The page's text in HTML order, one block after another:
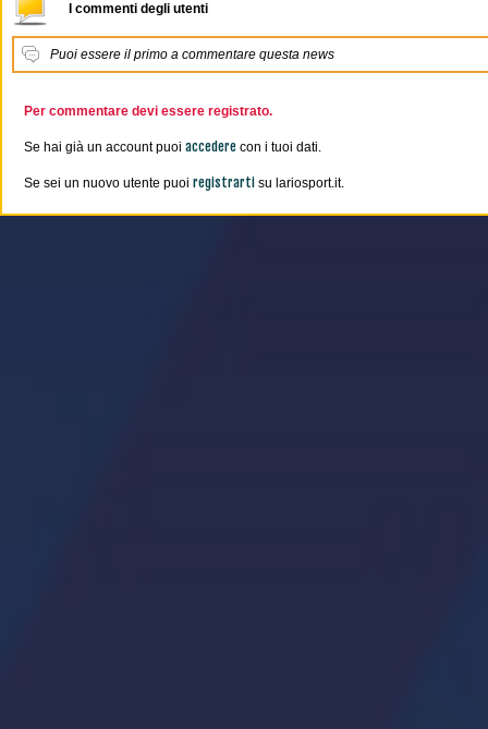
I commenti degli utenti
Puoi essere il primo a commentare questa news
Per commentare devi essere registrato.
Se hai già un account puoi accedere con i tuoi dati.
Se sei un nuovo utente puoi registrarti su lariosport.it.